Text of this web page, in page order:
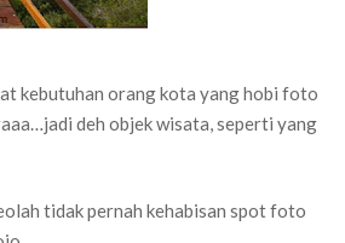
kebutuhan orang kota yang hobi foto
deh objek wisata, seperti yang
tidak pernah kehabisan spot foto